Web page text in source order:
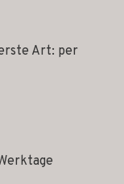
Art: per